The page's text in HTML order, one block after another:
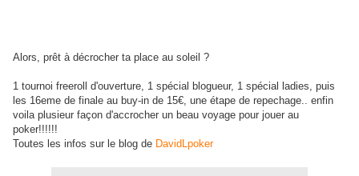
Alors, prêt à décrocher ta place au soleil ?
1 tournoi freeroll d'ouverture, 1 spécial blogueur, 1 spécial ladies, puis
les 16eme de finale au buy-in de 15€, une étape de repechage.. enfin
voila plusieur façon d'accrocher un beau voyage pour jouer au
poker!!!!!!
Toutes les infos sur le blog de DavidLpoker